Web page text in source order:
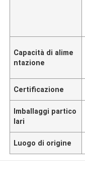
Capacità di alime
ntazione
Certificazione
Imballaggi partico
lari
Luogo di origine